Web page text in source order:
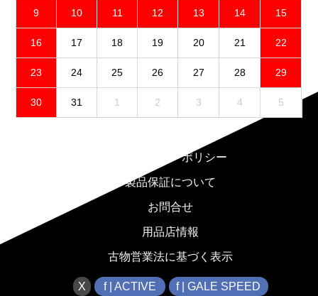
9 10 11 12 13 14 15
16 17 18 19 20 21 22
23 24 25 26 27 28 29
30 31 1 2 3 4 5
プライバシーポリシー
製品保証について
お問合せ
用品店情報
古物営業法に基づく表示
X f | ACTIVE f | GALE SPEED